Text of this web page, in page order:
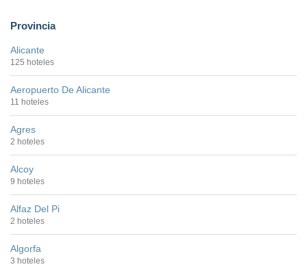
Provincia
Alicante
125 hoteles
Aeropuerto De Alicante
11 hoteles
Agres
2 hoteles
Alcoy
9 hoteles
Alfaz Del Pi
2 hoteles
Algorfa
3 hoteles